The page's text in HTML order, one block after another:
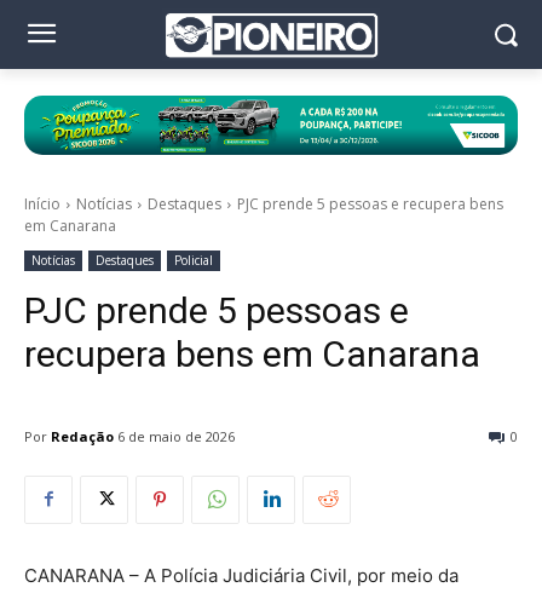
Início Notícias Destaques
PJC prende 5 pessoas e recupera bens
em Canarana
Notícias Destaques Policial
PJC prende 5 pessoas e
recupera bens em Canarana
Por Redação 0
6 de maio de 2026
CANARANA – A Polícia Judiciária Civil, por meio da